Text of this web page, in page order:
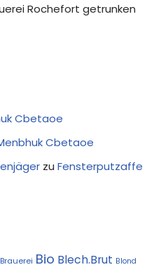
Rochefort getrunken
Cbetaoe
Cbetaoe
zu Fensterputzaffe
Bio Blech.Brut Blond